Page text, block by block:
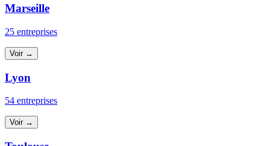
Marseille
25 entreprises
Voir →
Lyon
54 entreprises
Voir →